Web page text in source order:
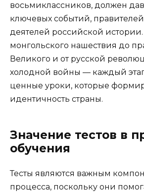
восьмиклассников, должен
ключевых событий,
деятелей российской
монгольского нашествия до
Великого и от русской
холодной войны — каждый
ценные уроки, которые
идентичность страны.
Значение тестов в
обучения
Тесты являются важным
процесса, поскольку они